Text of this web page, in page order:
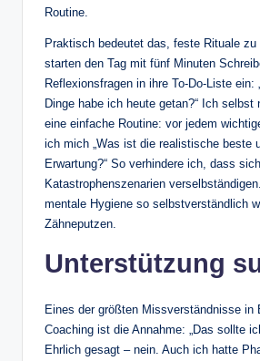
Routine.
Praktisch bedeutet das, feste Rituale zu
starten den Tag mit fünf Minuten
Reflexionsfragen in ihre To-Do-Liste ein:
Dinge habe ich heute getan?“ Ich selbst
eine einfache Routine: vor jedem
ich mich „Was ist die realistische beste
Erwartung?“ So verhindere ich, dass sich
Katastrophenszenarien
mentale Hygiene so selbstverständlich
Zähneputzen.
Unterstützung
Eines der größten Missverständnisse in
Coaching ist die Annahme: „Das sollte
Ehrlich gesagt – nein. Auch ich hatte